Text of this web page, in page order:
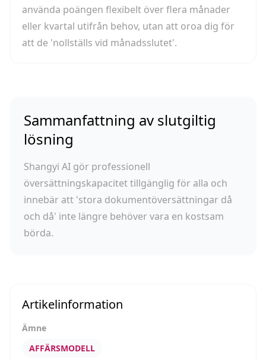
använda poängen flexibelt över flera månader
eller kvartal utifrån behov, utan att oroa dig för
att de 'nollställs vid månadsslutet'.
Sammanfattning av slutgiltig
lösning
Shangyi AI gör professionell
översättningskapacitet tillgänglig för alla och
innebär att 'stora dokumentöversättningar då
och då' inte längre behöver vara en kostsam
börda.
Artikelinformation
Ämne
AFFÄRSMODELL